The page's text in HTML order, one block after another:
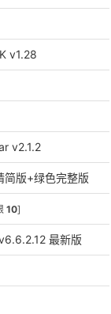
v1.28
v2.1.2
简版+绿色完整版
10]
最新版